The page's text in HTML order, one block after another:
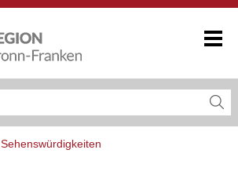
Sehenswürdigkeiten